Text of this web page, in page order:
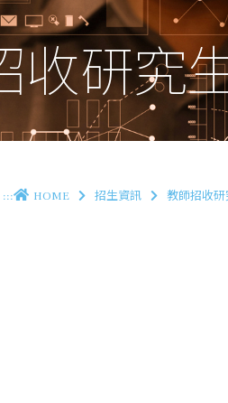
收研究
::: HOME 招生資訊 教師招收